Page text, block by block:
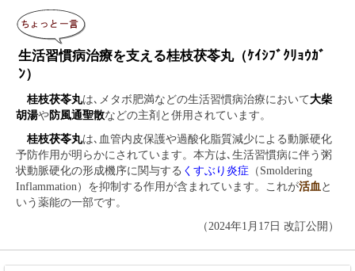
生活習慣病治療を支える桂枝茯苓丸（ｹｲｼﾌﾞｸﾘｮｳｶﾞ
ﾝ）
桂枝茯苓丸は､メタボ肥満などの生活習慣病治療において大柴
胡湯や防風通聖散などの主剤と併用されています。
桂枝茯苓丸は､血管内皮保護や過酸化脂質減少による動脈硬化
予防作用が明らかにされています。本方は､生活習慣病に伴う粥
状動脈硬化の形成機序に関与する くすぶり炎症 （Smoldering
Inflammation）を抑制する作用が含まれています。これが活血 と
いう薬能の一部です。
（2024年1月17日 改訂公開）